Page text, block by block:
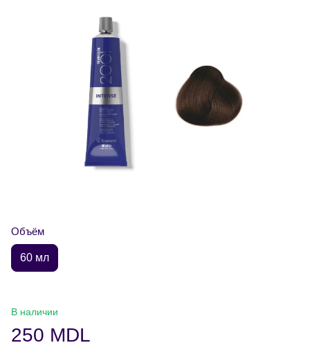
Объём
60 мл
В наличии
250 MDL